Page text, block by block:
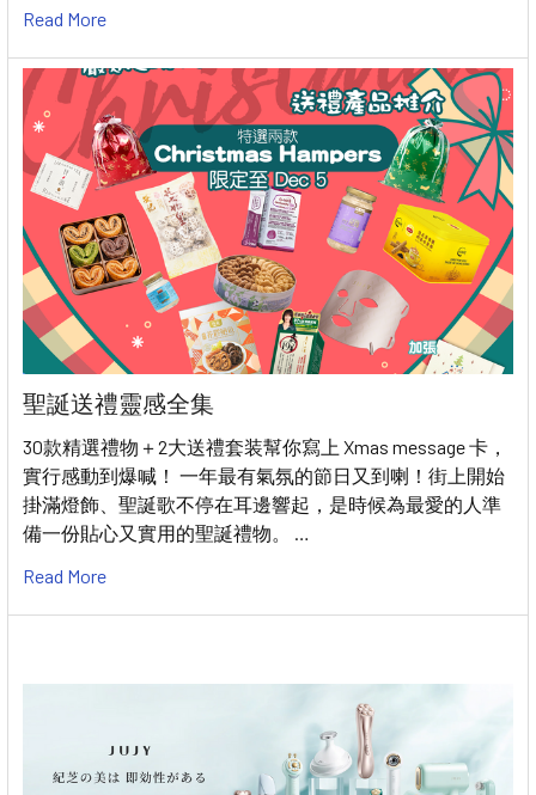
Read More
聖誕送禮靈感全集
30款精選禮物＋2大送禮套装幫你寫上 Xmas message 卡，
實行感動到爆喊！ 一年最有氣氛的節日又到喇！街上開始
掛滿燈飾、聖誕歌不停在耳邊響起，是時候為最愛的人準
備一份貼心又實用的聖誕禮物。 …
Read More